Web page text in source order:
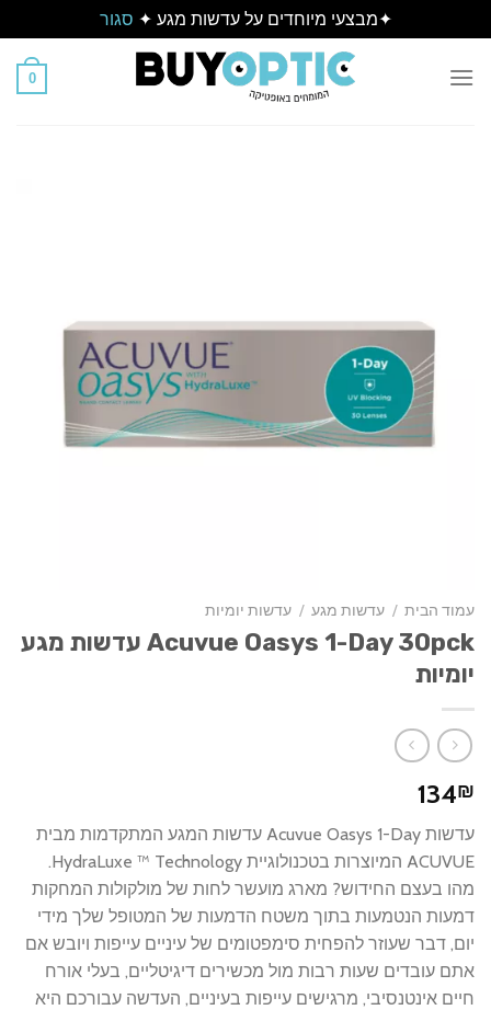
✦מבצעי מיוחדים על עדשות מגע ✦ סגור
0
עמוד הבית / עדשות מגע / עדשות יומיות
Acuvue Oasys 1-Day 30pck עדשות מגע
יומיות
134₪
עדשות Acuvue Oasys 1-Day עדשות המגע המתקדמות מבית
ACUVUE המיוצרות בטכנולוגיית HydraLuxe ™ Technology.
מהו בעצם החידוש? מארג מועשר לחות של מולקולות המחקות
דמעות הנטמעות בתוך משטח הדמעות של המטופל שלך מידי
יום, דבר שעוזר להפחית סימפטומים של עיניים עייפות ויובש אם
אתם עובדים שעות רבות מול מכשירים דיגיטליים, בעלי אורח
חיים אינטנסיבי, מרגישים עייפות בעיניים, העדשה עבורכם היא